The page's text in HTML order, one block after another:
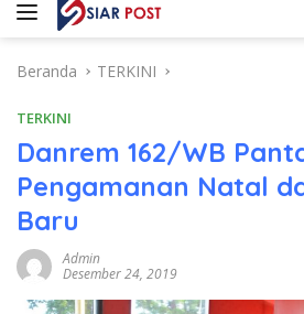
konten
Beranda TERKINI
TERKINI
Danrem 162/WB
Pengamanan Natal
Baru
Admin
Desember 24, 2019